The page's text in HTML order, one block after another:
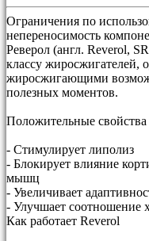
Ограничения по
непереносимость
Реверол (англ. Reverol,
классу жиросжигателей,
жиросжигающими
полезных моментов.
Положительные свойства
- Стимулирует липолиз
- Блокирует влияние
мышц
- Увеличивает
- Улучшает соотношение
Как работает Reverol